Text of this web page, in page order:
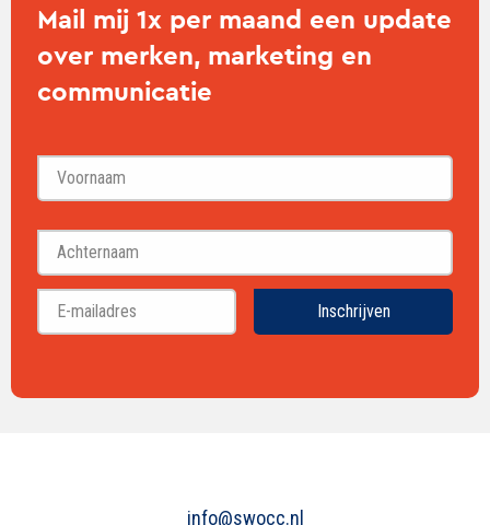
Mail mij 1x per maand een update
over merken, marketing en
communicatie
Voornaam
Achternaam
Inschrijven
info@swocc.nl